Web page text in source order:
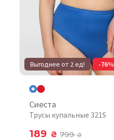
Выгоднее от 2 ед! -76%
Сиеста
Трусы купальные 321S
189 ₴ 799₴